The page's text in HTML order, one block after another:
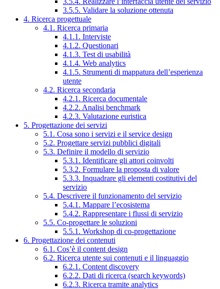
3.5.5. Validare la soluzione ottenuta
4. Ricerca progettuale
4.1. Ricerca primaria
4.1.1. Interviste
4.1.2. Questionari
4.1.3. Test di usabilità
4.1.4. Web analytics
4.1.5. Strumenti di mappatura dell’esperienza
utente
4.2. Ricerca secondaria
4.2.1. Ricerca documentale
4.2.2. Analisi benchmark
4.2.3. Valutazione euristica
5. Progettazione dei servizi
5.1. Cosa sono i servizi e il service design
5.2. Progettare servizi pubblici digitali
5.3. Definire il modello di servizio
5.3.1. Identificare gli attori coinvolti
5.3.2. Formulare la proposta di valore
5.3.3. Inquadrare gli elementi costitutivi del
servizio
5.4. Descrivere il funzionamento del servizio
5.4.1. Mappare l’ecosistema
5.4.2. Rappresentare i flussi di servizio
5.5. Co-progettare le soluzioni
5.5.1. Workshop di co-progettazione
6. Progettazione dei contenuti
6.1. Cos’è il content design
6.2. Ricerca utente sui contenuti e il linguaggio
6.2.1. Content discovery
6.2.2. Dati di ricerca (search keywords)
6.2.3. Ricerca tramite analytics